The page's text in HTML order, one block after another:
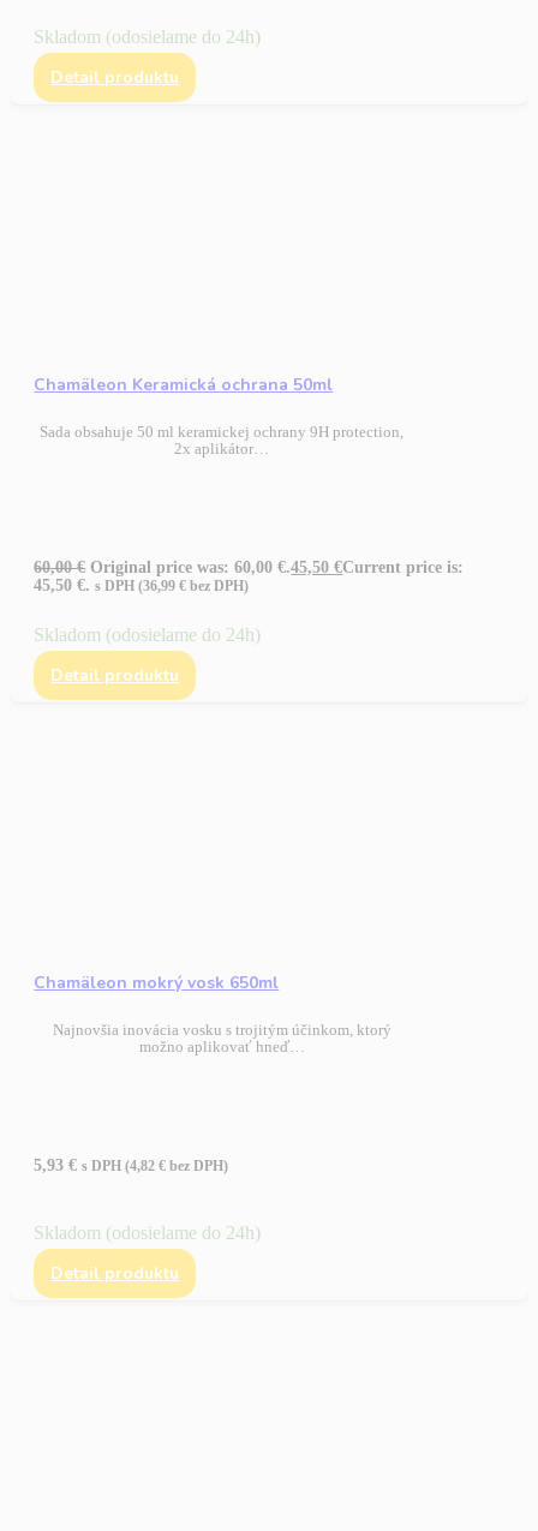
Skladom (odosielame do 24h)
Detail produktu
Chamäleon Keramická ochrana 50ml
Sada obsahuje 50 ml keramickej ochrany 9H protection,
2x aplikátor…
60,00€ Original price was: 60,00 €.45,50€Current price is:
45,50 €. s DPH (36,99€ bez DPH)
Skladom (odosielame do 24h)
Detail produktu
Chamäleon mokrý vosk 650ml
Najnovšia inovácia vosku s trojitým účinkom, ktorý
možno aplikovať hneď…
5,93€ s DPH (4,82€ bez DPH)
Skladom (odosielame do 24h)
Detail produktu